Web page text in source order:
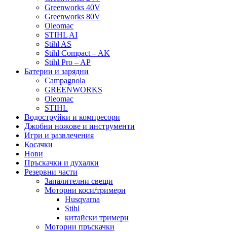
Greenworks 40V
Greenworks 80V
Oleomac
STIHL AI
Stihl AS
Stihl Compact – AK
Stihl Pro – AP
Батерии и зарядни
Campagnola
GREENWORKS
Oleomac
STIHL
Водоструйки и компресори
Джобни ножове и инструменти
Игри и развлечения
Косачки
Нови
Пръскачки и духалки
Резервни части
Запалителни свещи
Моторни коси/тримери
Husqvarna
Stihl
китайски тримери
Моторни пръскачки